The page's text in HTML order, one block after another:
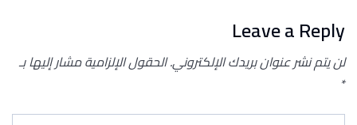
Leave a Reply
لن يتم نشر عنوان بريدك الإلكتروني.الحقول الإلزامية مشار إليها بـ
*